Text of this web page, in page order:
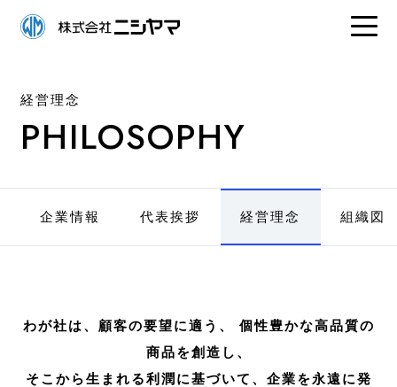
経営理念
PHILOSOPHY
企業情報 代表挨拶 経営理念 組織図
わが社は、顧客の要望に適う、 個性豊かな高品質の
商品を創造し、
そこから生まれる利潤に基づいて、企業を永遠に発